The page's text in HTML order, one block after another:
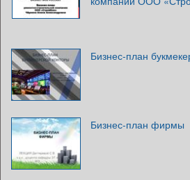
Бизнес-план
Бизнес-план фирмы